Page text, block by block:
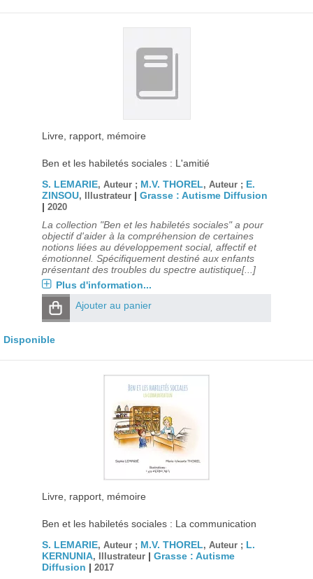
Livre, rapport, mémoire
Ben et les habiletés sociales : L'amitié
S. LEMARIE, Auteur ; M.V. THOREL, Auteur ; E.
ZINSOU, Illustrateur | Grasse : Autisme Diffusion
| 2020
La collection "Ben et les habiletés sociales" a pour
objectif d'aider à la compréhension de certaines
notions liées au développement social, affectif et
émotionnel. Spécifiquement destiné aux enfants
présentant des troubles du spectre autistique[...]
Plus d'information...
Ajouter au panier
Disponible
Livre, rapport, mémoire
Ben et les habiletés sociales : La communication
S. LEMARIE, Auteur ; M.V. THOREL, Auteur ; L.
KERNUNIA, Illustrateur | Grasse : Autisme
Diffusion | 2017